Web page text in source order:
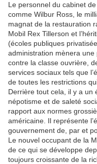
Le personnel du cabinet
comme Wilbur Ross, le
magnat de la restauration
Mobil Rex Tillerson et
(écoles publiques
administration mènera
contre la classe ouvrière,
services sociaux tels que
de toutes les restrictions
Derrière tout cela, il y a un
népotisme et de saleté
rapport aux normes
américaine. Il représente
gouvernement de, par et
Le nouvel occupant de la
de ce qui se développe
toujours croissante de la